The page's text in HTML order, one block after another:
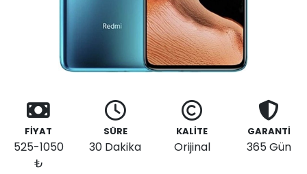
FİYAT
525-1050
₺
SÜRE
30 Dakika
KALİTE
Orijinal
GARANTİ
365 Gün